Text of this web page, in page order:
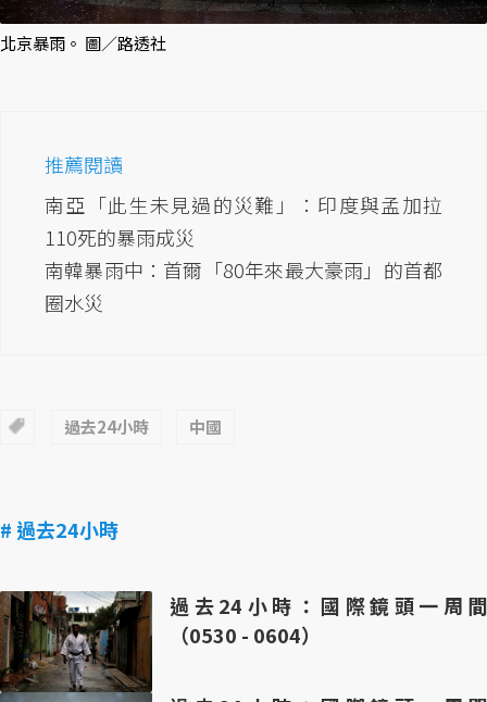
北京暴雨。 圖／路透社
推薦閱讀
南亞「此生未見過的災難」：印度與孟加拉
110死的暴雨成災
南韓暴雨中：首爾「80年來最大豪雨」的首都
圈水災
過去24小時 中國
# 過去24小時
過去24小時：國際鏡頭一周間
（0530 - 0604）